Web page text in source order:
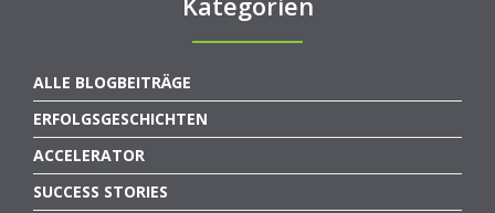
ALLE BLOGBEITRÄGE
ERFOLGSGESCHICHTEN
ACCELERATOR
SUCCESS STORIES